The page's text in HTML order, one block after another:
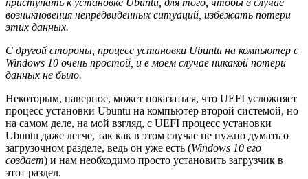
возникновения непредвиденных ситуаций, избежать потери
этих данных.
С другой стороны, процесс установки Ubuntu на компьютер с
Windows 10 очень простой, и в моем случае никакой потери
данных не было.
Некоторым, наверное, может показаться, что UEFI усложняет
процесс установки Ubuntu на компьютер второй системой, но
на самом деле, на мой взгляд, с UEFI процесс установки
Ubuntu даже легче, так как в этом случае не нужно думать о
загрузочном разделе, ведь он уже есть (Windows 10 его
создает) и нам необходимо просто установить загрузчик в
этот раздел.